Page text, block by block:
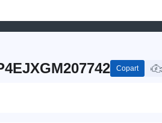
Copart